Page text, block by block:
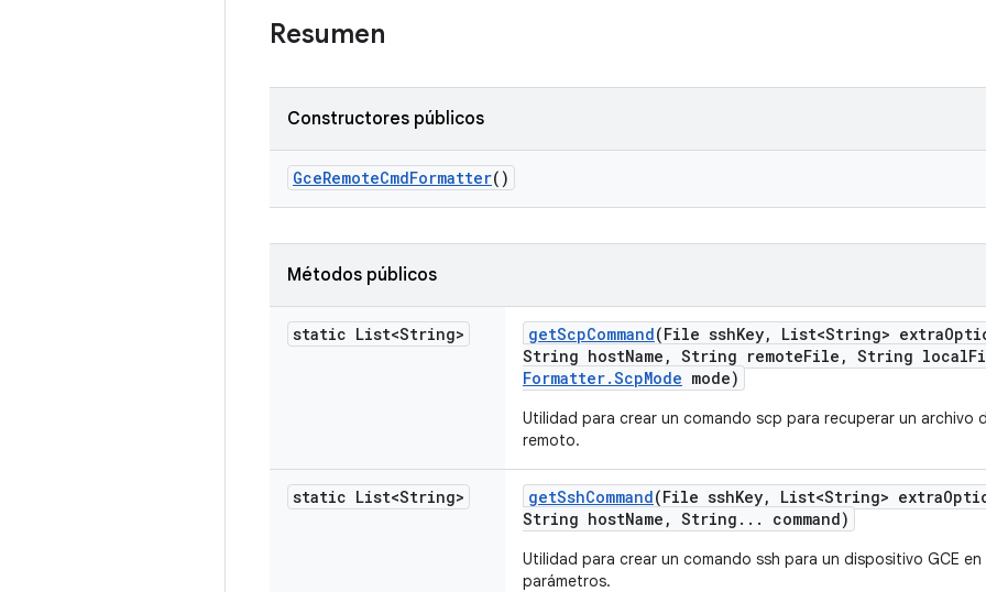
Resumen
Constructores públicos
GceRemoteCmdFormatter()
Métodos públicos
static List<String> getScpCommand(File sshKey, List<String> extra
String hostName , String remoteFile , String local
Formatter.ScpMode mode)
Utilidad para crear un comando scp para recuperar un archivo
remoto.
static List<String> getSshCommand(File sshKey, List<String> extra
String hostName , String . . . command)
Utilidad para crear un comando ssh para un dispositivo GCE
parámetros.